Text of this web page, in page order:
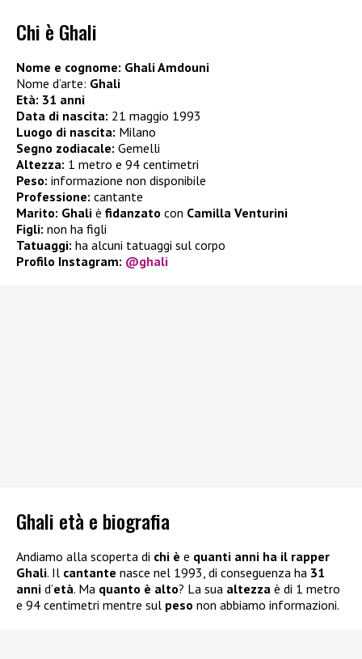
Chi è Ghali
Nome e cognome: Ghali Amdouni
Nome d’arte: Ghali
Età: 31 anni
Data di nascita: 21 maggio 1993
Luogo di nascita: Milano
Segno zodiacale: Gemelli
Altezza: 1 metro e 94 centimetri
Peso: informazione non disponibile
Professione: cantante
Marito: Ghali è fidanzato con Camilla Venturini
Figli: non ha figli
Tatuaggi: ha alcuni tatuaggi sul corpo
Profilo Instagram: @ghali
Ghali età e biografia
Andiamo alla scoperta di chi è e quanti anni ha il rapper
Ghali. Il cantante nasce nel 1993, di conseguenza ha 31
anni d’età. Ma quanto è alto? La sua altezza è di 1 metro
e 94 centimetri mentre sul peso non abbiamo informazioni.